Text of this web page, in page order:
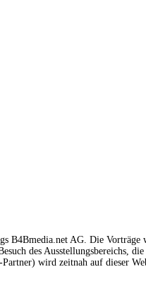
B4Bmedia.net AG. Die
des Ausstellungsbereichs,
wird zeitnah auf dieser